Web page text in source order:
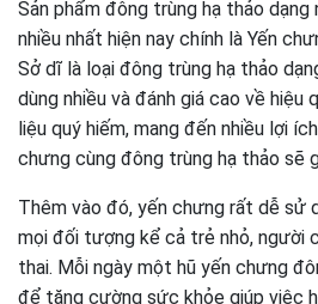
Sản phẩm đông trùng hạ thảo
nhiều nhất hiện nay chính là Yến
Sở dĩ là loại đông trùng hạ thảo
dùng nhiều và đánh giá cao về hiệu
liệu quý hiếm, mang đến nhiều lợi
chưng cùng đông trùng hạ thảo sẽ
Thêm vào đó, yến chưng rất dễ sử
mọi đối tượng kể cả trẻ nhỏ, người
thai. Mỗi ngày một hũ yến chưng
để tăng cường sức khỏe giúp việc